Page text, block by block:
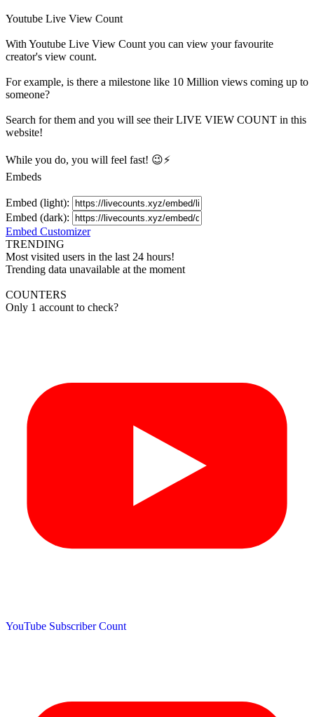
Youtube Live View Count
With Youtube Live View Count you can view your favourite
creator's view count.
For example, is there a milestone like 10 Million views coming up to
someone?
Search for them and you will see their LIVE VIEW COUNT in this
website!
While you do, you will feel fast! 😉⚡
Embeds
Embed (light):
Embed (dark):
Embed Customizer
TRENDING
Most visited users in the last 24 hours!
Trending data unavailable at the moment
COUNTERS
Only 1 account to check?
YouTube Subscriber Count